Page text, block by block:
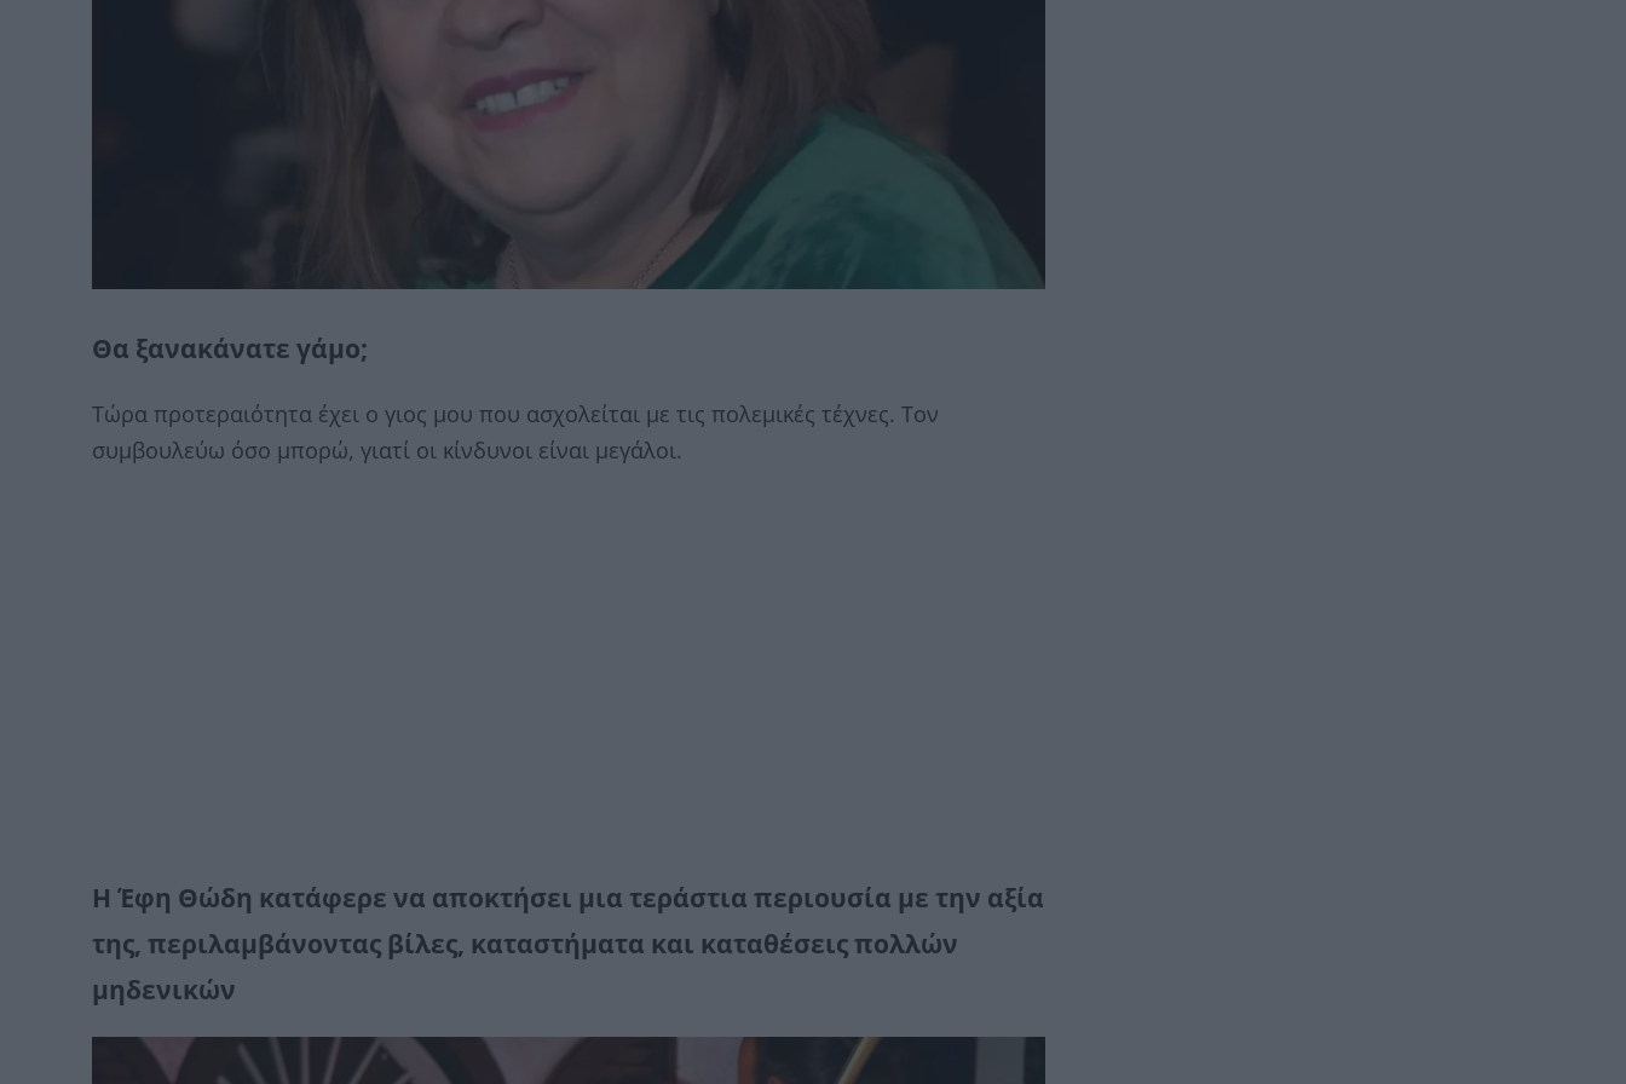
Θα ξανακάνατε γάμο;
Τώρα προτεραιότητα έχει ο γιος μου που ασχολείται με τις πολεμικές τέχνες. Τον
συμβουλεύω όσο μπορώ, γιατί οι κίνδυνοι είναι μεγάλοι.
Η Έφη Θώδη κατάφερε να αποκτήσει μια τεράστια περιουσία με την αξία
της, περιλαμβάνοντας βίλες, καταστήματα και καταθέσεις πολλών
μηδενικών